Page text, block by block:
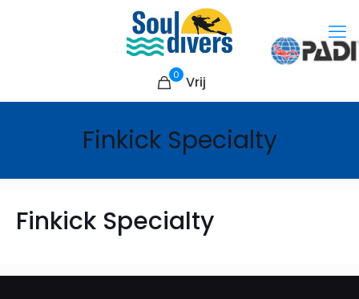
0 Vrij
Finkick Specialty
Finkick Specialty